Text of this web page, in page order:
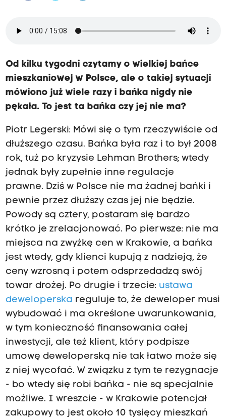
Od kilku tygodni czytamy o wielkiej bańce
mieszkaniowej w Polsce, ale o takiej sytuacji
mówiono już wiele razy i bańka nigdy nie
pękała. To jest ta bańka czy jej nie ma?
Piotr Legerski: Mówi się o tym rzeczywiście od
dłuższego czasu. Bańka była raz i to był 2008
rok, tuż po kryzysie Lehman Brothers; wtedy
jednak były zupełnie inne regulacje
prawne. Dziś w Polsce nie ma żadnej bańki i
pewnie przez dłuższy czas jej nie będzie.
Powody są cztery, postaram się bardzo
krótko je zrelacjonować. Po pierwsze: nie ma
miejsca na zwyżkę cen w Krakowie, a bańka
jest wtedy, gdy klienci kupują z nadzieją, że
ceny wzrosną i potem odsprzedadzą swój
towar drożej. Po drugie i trzecie: ustawa
deweloperska reguluje to, że deweloper musi
wybudować i ma określone uwarunkowania,
w tym konieczność finansowania całej
inwestycji, ale też klient, który podpisze
umowę deweloperską nie tak łatwo może się
z niej wycofać. W związku z tym te rezygnacje
- bo wtedy się robi bańka - nie są specjalnie
możliwe. I wreszcie - w Krakowie potencjał
zakupowy to jest około 10 tysięcy mieszkań